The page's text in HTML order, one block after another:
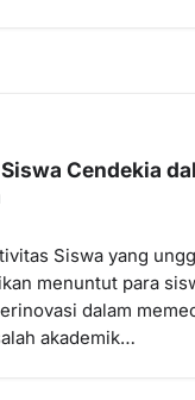
Cendekia
Siswa yang
menuntut para
dalam
akademik…